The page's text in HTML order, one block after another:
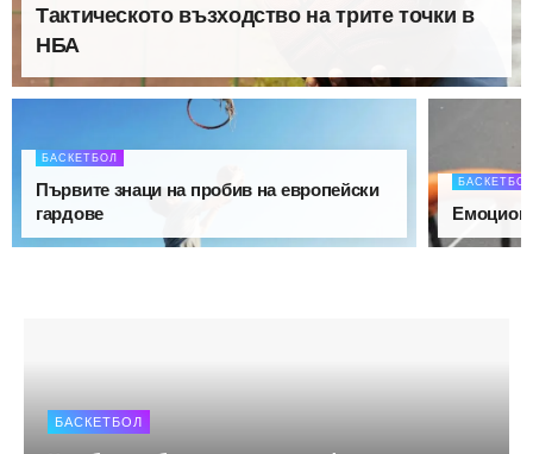
Тактическото възходство на трите точки в
НБА
БАСКЕТБОЛ
Първите знаци на пробив на европейски
гардове
БАСКЕТБОЛ